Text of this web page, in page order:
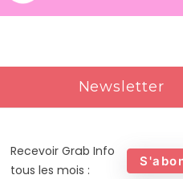
Newsletter
Recevoir Grab Info
tous les mois :